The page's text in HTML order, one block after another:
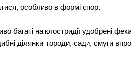
особливо в формі спор.
багаті на клостридії удобрені
ділянки, городи, сади, смуги